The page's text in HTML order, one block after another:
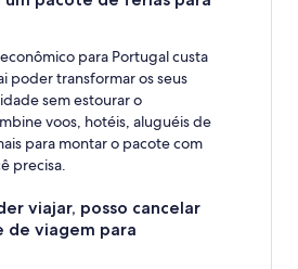
para Portugal custa
poder transformar os seus
sem estourar o
voos, hotéis, aluguéis de
para montar o pacote com
precisa.
viajar, posso cancelar
de viagem para